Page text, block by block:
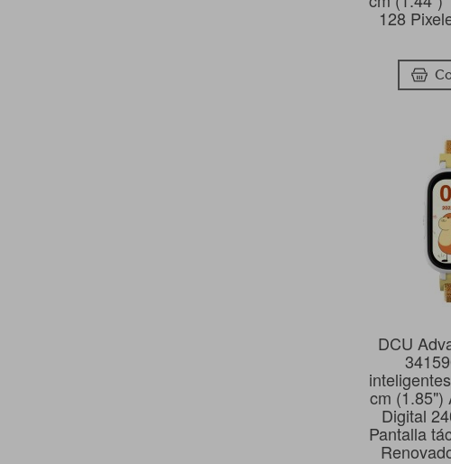
128
DCU
cm (1.85")
Digital
Pantalla